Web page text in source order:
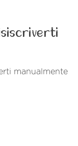
manualmente